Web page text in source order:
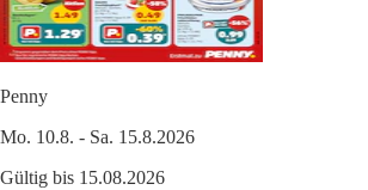
Penny
Mo. 10.8. - Sa. 15.8.2026
Gültig bis 15.08.2026